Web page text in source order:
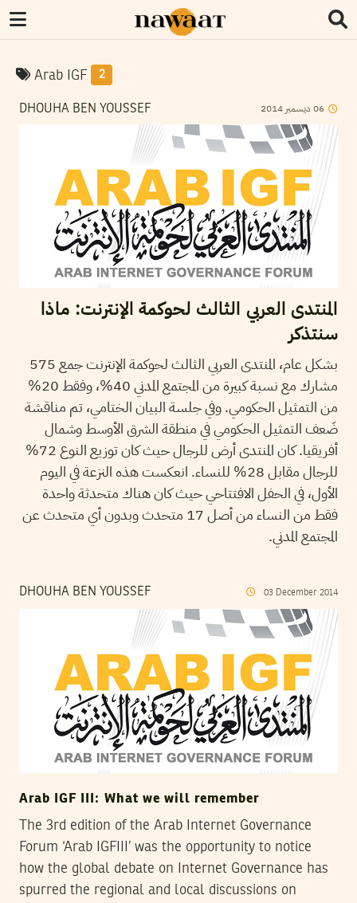
Arab IGF 2
DHOUHA BEN YOUSSEF 06 ديسمبر 2014
المنتدى العربي الثالث لحوكمة الإنترنت: ماذا
سنتذكر
بشكل عام، المنتدى العربي الثالث لحوكمة الإنترنت جمع 575
مشارك مع نسبة كبيرة من المجتمع المدني 40%، وفقط 20%
من التمثيل الحكومي. وفي جلسة البيان الختامي، تم مناقشة
ضَعف التمثيل الحكومي في منطقة الشرق الأوسط وشمال
أفريقيا. كان المنتدى أرض للرجال حيث كان توزيع النوع 72%
للرجال مقابل 28% للنساء. انعكست هذه النزعة في اليوم
الأول، في الحفل الافتتاحي حيث كان هناك متحدثة واحدة
فقط من النساء من أصل 17 متحدث وبدون أي متحدث عن
المجتمع المدني.
DHOUHA BEN YOUSSEF 03 December 2014
Arab IGF III: What we will remember
The 3rd edition of the Arab Internet Governance
Forum ‘Arab IGFIII’ was the opportunity to notice
how the global debate on Internet Governance has
spurred the regional and local discussions on